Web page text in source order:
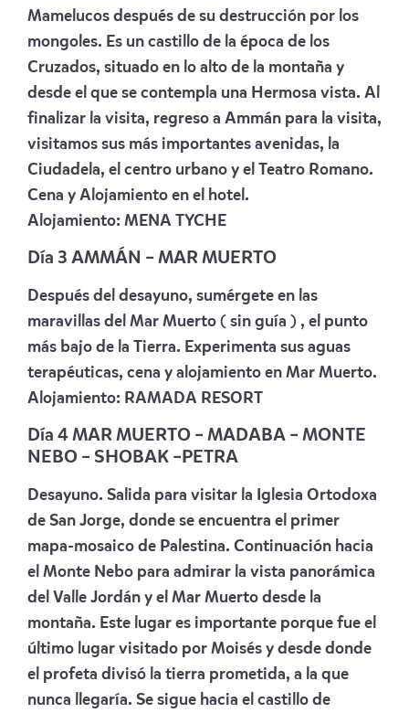
Mamelucos después de su destrucción por los
mongoles. Es un castillo de la época de los
Cruzados, situado en lo alto de la montaña y
desde el que se contempla una Hermosa vista. Al
finalizar la visita, regreso a Ammán para la visita,
visitamos sus más importantes avenidas, la
Ciudadela, el centro urbano y el Teatro Romano.
Cena y Alojamiento en el hotel.
Alojamiento: MENA TYCHE
Día 3 AMMÁN – MAR MUERTO
Después del desayuno, sumérgete en las
maravillas del Mar Muerto ( sin guía ) , el punto
más bajo de la Tierra. Experimenta sus aguas
terapéuticas, cena y alojamiento en Mar Muerto.
Alojamiento: RAMADA RESORT
Día 4 MAR MUERTO – MADABA – MONTE
NEBO – SHOBAK –PETRA
Desayuno. Salida para visitar la Iglesia Ortodoxa
de San Jorge, donde se encuentra el primer
mapa-mosaico de Palestina. Continuación hacia
el Monte Nebo para admirar la vista panorámica
del Valle Jordán y el Mar Muerto desde la
montaña. Este lugar es importante porque fue el
último lugar visitado por Moisés y desde donde
el profeta divisó la tierra prometida, a la que
nunca llegaría. Se sigue hacia el castillo de